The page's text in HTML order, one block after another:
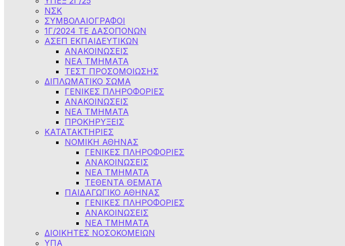
ΝΣΚ
ΣΥΜΒΟΛΑΙΟΓΡΑΦΟΙ
1Γ/2024 ΤΕ ΔΑΣΟΠΟΝΩΝ
ΑΣΕΠ ΕΚΠΑΙΔΕΥΤΙΚΩΝ
ΑΝΑΚΟΙΝΩΣΕΙΣ
ΝΕΑ ΤΜΗΜΑΤΑ
ΤΕΣΤ ΠΡΟΣΟΜΟΙΩΣΗΣ
ΔΙΠΛΩΜΑΤΙΚΟ ΣΩΜΑ
ΓΕΝΙΚΕΣ ΠΛΗΡΟΦΟΡΙΕΣ
ΑΝΑΚΟΙΝΩΣΕΙΣ
ΝΕΑ ΤΜΗΜΑΤΑ
ΠΡΟΚΗΡΥΞΕΙΣ
ΚΑΤΑΤΑΚΤΗΡΙΕΣ
ΝΟΜΙΚΗ ΑΘΗΝΑΣ
ΓΕΝΙΚΕΣ ΠΛΗΡΟΦΟΡΙΕΣ
ΑΝΑΚΟΙΝΩΣΕΙΣ
ΝΕΑ ΤΜΗΜΑΤΑ
ΤΕΘΕΝΤΑ ΘΕΜΑΤΑ
ΠΑΙΔΑΓΩΓΙΚΟ ΑΘΗΝΑΣ
ΓΕΝΙΚΕΣ ΠΛΗΡΟΦΟΡΙΕΣ
ΑΝΑΚΟΙΝΩΣΕΙΣ
ΝΕΑ ΤΜΗΜΑΤΑ
ΔΙΟΙΚΗΤΕΣ ΝΟΣΟΚΟΜΕΙΩΝ
ΥΠΑ